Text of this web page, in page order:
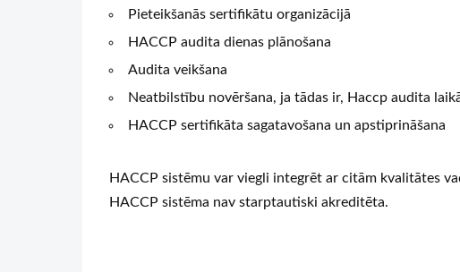
Pieteikšanās sertifikātu organizācijā
HACCP audita dienas plānošana
Audita veikšana
Neatbilstību novēršana, ja tādas ir, Haccp audita
HACCP sertifikāta sagatavošana un apstiprināšana
HACCP sistēmu var viegli integrēt ar citām kvalitātes
HACCP sistēma nav starptautiski akreditēta.